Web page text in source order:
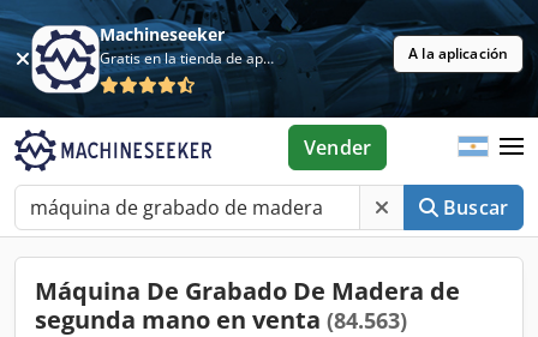
Machineseeker
Gratis en la tienda de aplicaciones A la aplicación
Buscar
Vender
Máquina De Grabado De Madera de
segunda mano en venta (84.563)